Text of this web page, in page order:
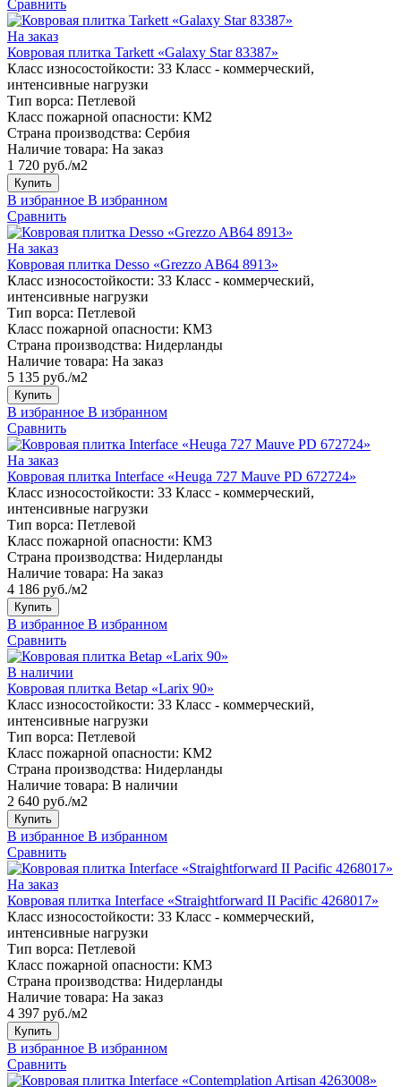
Сравнить
На заказ
Ковровая плитка Tarkett «Galaxy Star 83387»
Класс износостойкости: 33 Класс - коммерческий,
интенсивные нагрузки
Тип ворса: Петлевой
Класс пожарной опасности: КМ2
Страна производства: Сербия
Наличие товара: На заказ
1 720 руб./м2
Купить
В избранное В избранном
Сравнить
На заказ
Ковровая плитка Desso «Grezzo AB64 8913»
Класс износостойкости: 33 Класс - коммерческий,
интенсивные нагрузки
Тип ворса: Петлевой
Класс пожарной опасности: КМ3
Страна производства: Нидерланды
Наличие товара: На заказ
5 135 руб./м2
Купить
В избранное В избранном
Сравнить
На заказ
Ковровая плитка Interface «Heuga 727 Mauve PD 672724»
Класс износостойкости: 33 Класс - коммерческий,
интенсивные нагрузки
Тип ворса: Петлевой
Класс пожарной опасности: КМ3
Страна производства: Нидерланды
Наличие товара: На заказ
4 186 руб./м2
Купить
В избранное В избранном
Сравнить
В наличии
Ковровая плитка Betap «Larix 90»
Класс износостойкости: 33 Класс - коммерческий,
интенсивные нагрузки
Тип ворса: Петлевой
Класс пожарной опасности: КМ2
Страна производства: Нидерланды
Наличие товара: В наличии
2 640 руб./м2
Купить
В избранное В избранном
Сравнить
На заказ
Ковровая плитка Interface «Straightforward II Pacific 4268017»
Класс износостойкости: 33 Класс - коммерческий,
интенсивные нагрузки
Тип ворса: Петлевой
Класс пожарной опасности: КМ3
Страна производства: Нидерланды
Наличие товара: На заказ
4 397 руб./м2
Купить
В избранное В избранном
Сравнить